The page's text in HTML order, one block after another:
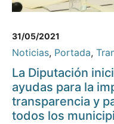
31/05/2021
Noticias, Portada,
La Diputación
ayudas para la
transparencia y
todos los